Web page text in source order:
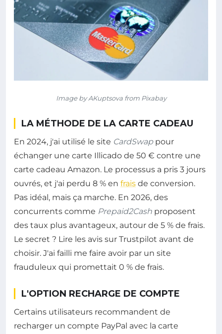
Image by AKuptsova from Pixabay
LA MÉTHODE DE LA CARTE CADEAU
En 2024, j'ai utilisé le site CardSwappour
échanger une carte Illicado de 50 € contre une
carte cadeau Amazon. Le processus a pris 3 jours
ouvrés, et j'ai perdu 8 % en frais de conversion.
Pas idéal, mais ça marche. En 2026, des
concurrents comme Prepaid2Cash proposent
des taux plus avantageux, autour de 5 % de frais.
Le secret ? Lire les avis sur Trustpilot avant de
choisir. J'ai failli me faire avoir par un site
frauduleux qui promettait 0 % de frais.
L'OPTION RECHARGE DE COMPTE
Certains utilisateurs recommandent de
recharger un compte PayPal avec la carte